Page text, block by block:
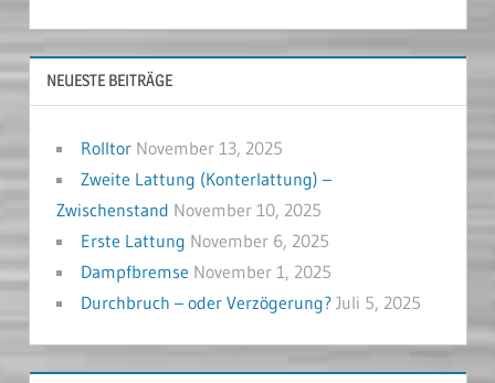
NEUESTE BEITRÄGE
Rolltor November 13, 2025
Zweite Lattung (Konterlattung) –
Zwischenstand November 10, 2025
Erste Lattung November 6, 2025
Dampfbremse November 1, 2025
Durchbruch – oder Verzögerung? Juli 5, 2025